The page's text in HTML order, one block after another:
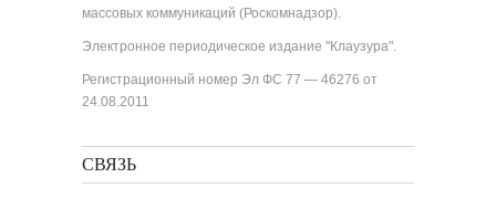
массовых коммуникаций (Роскомнадзор).
Электронное периодическое издание "Клаузура".
Регистрационный номер Эл ФС 77 — 46276 от
24.08.2011
СВЯЗЬ